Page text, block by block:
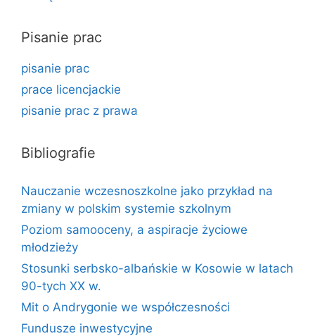
Pisanie prac
pisanie prac
prace licencjackie
pisanie prac z prawa
Bibliografie
Nauczanie wczesnoszkolne jako przykład na
zmiany w polskim systemie szkolnym
Poziom samooceny, a aspiracje życiowe
młodzieży
Stosunki serbsko-albańskie w Kosowie w latach
90-tych XX w.
Mit o Andrygonie we współczesności
Fundusze inwestycyjne